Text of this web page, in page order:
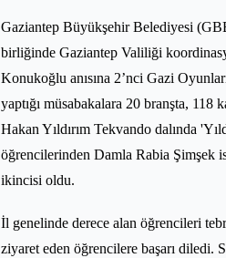
Gaziantep Büyükşehir Belediyesi
birliğinde Gaziantep Valiliği
Konukoğlu anısına 2’nci Gazi
yaptığı müsabakalara 20 branşta,
Hakan Yıldırım Tekvando dalında
öğrencilerinden Damla Rabia Şimşek
ikincisi oldu.
İl genelinde derece alan öğrencileri
ziyaret eden öğrencilere başarı diledi.